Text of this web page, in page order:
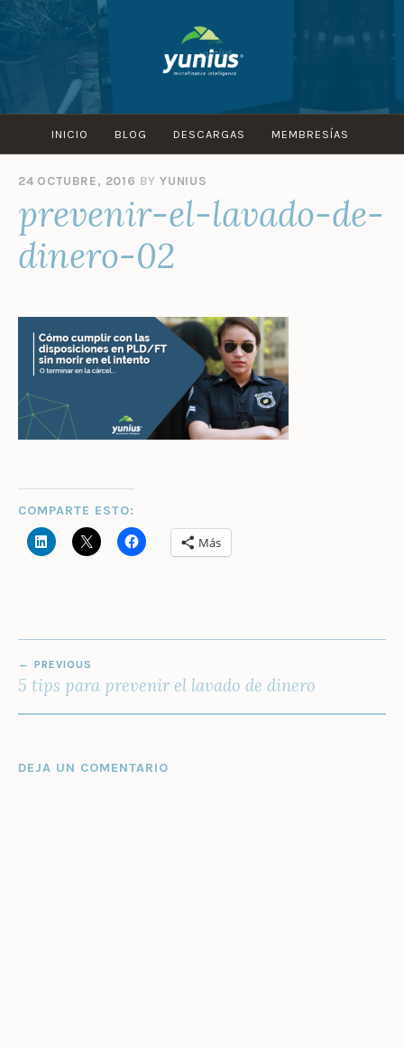
Skip
to
content
INICIO BLOG DESCARGAS MEMBRESÍAS
24 OCTUBRE, 2016 BYYUNIUS
prevenir-el-lavado-de-
dinero-02
COMPARTE ESTO:
Más
DE
PREVIOUS
5 tips para prevenir el lavado de dinero
DEJA UN COMENTARIO